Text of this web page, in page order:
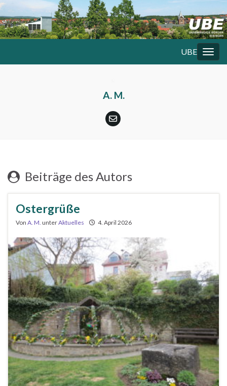
UBE
A. M.
Beiträge des Autors
Ostergrüße
Von A. M. unterAktuelles 4. April 2026